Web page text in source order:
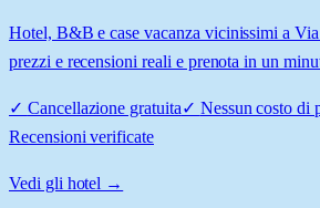
Hotel, B&B e case vacanza vicinissimi a
prezzi e recensioni reali e prenota in un
✓ Cancellazione gratuita✓ Nessun costo di
Recensioni verificate
Vedi gli hotel →